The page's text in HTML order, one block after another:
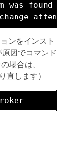
was found
ンをインスト
因でコマンド
場合は、
します）